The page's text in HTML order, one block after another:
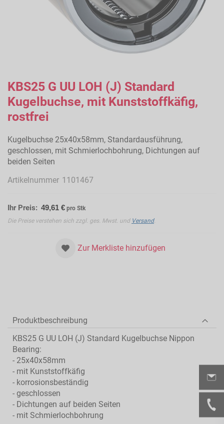
Anfang
der
Bildergalerie
springen
KBS25 G UU LOH (J) Standard
Kugelbuchse, mit Kunststoffkäfig,
rostfrei
Kugelbuchse 25x40x58mm, Standardausführung,
geschlossen, mit Schmierlochbohrung, Dichtungen auf
beiden Seiten
Artikelnummer 1101467
Ihr Preis: 49,61 € pro Stk
Die Preise verstehen sich zzgl. ges. Mwst. und Versand.
Zur Merkliste hinzufügen
Produktbeschreibung
KBS25 G UU LOH (J) Standard Kugelbuchse Nippon
Bearing:
- 25x40x58mm
- mit Kunststoffkäfig
- korrosionsbeständig
- geschlossen
- Dichtungen auf beiden Seiten
- mit Schmierlochbohrung